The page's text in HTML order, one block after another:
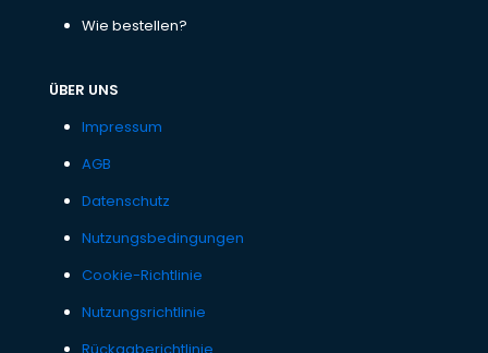
Wie bestellen?
ÜBER UNS
Impressum
AGB
Datenschutz
Nutzungsbedingungen
Cookie-Richtlinie
Nutzungsrichtlinie